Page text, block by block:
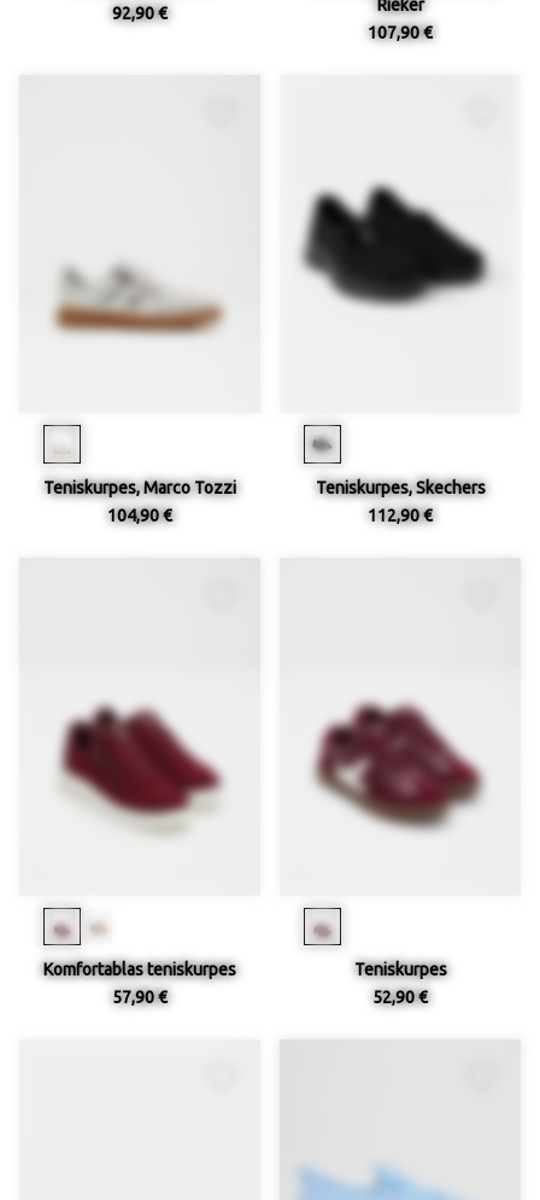
92,90 €
Rieker
107,90 €
Teniskurpes, Marco Tozzi
104,90 €
Teniskurpes, Skechers
112,90 €
Komfortablas teniskurpes
57,90 €
Teniskurpes
52,90 €